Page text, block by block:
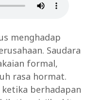
menghadap
Saudara
formal,
rasa hormat.
berhadapan